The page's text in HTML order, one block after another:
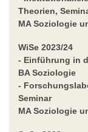
Theorien,
MA Soziologie
WiSe 2023/24
- Einführung in
BA Soziologie
-
Seminar
MA Soziologie